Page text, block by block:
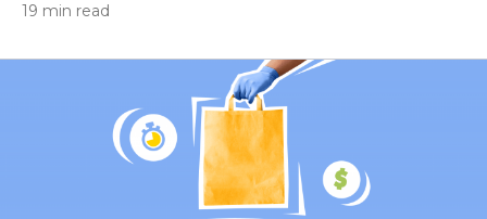
19 min read